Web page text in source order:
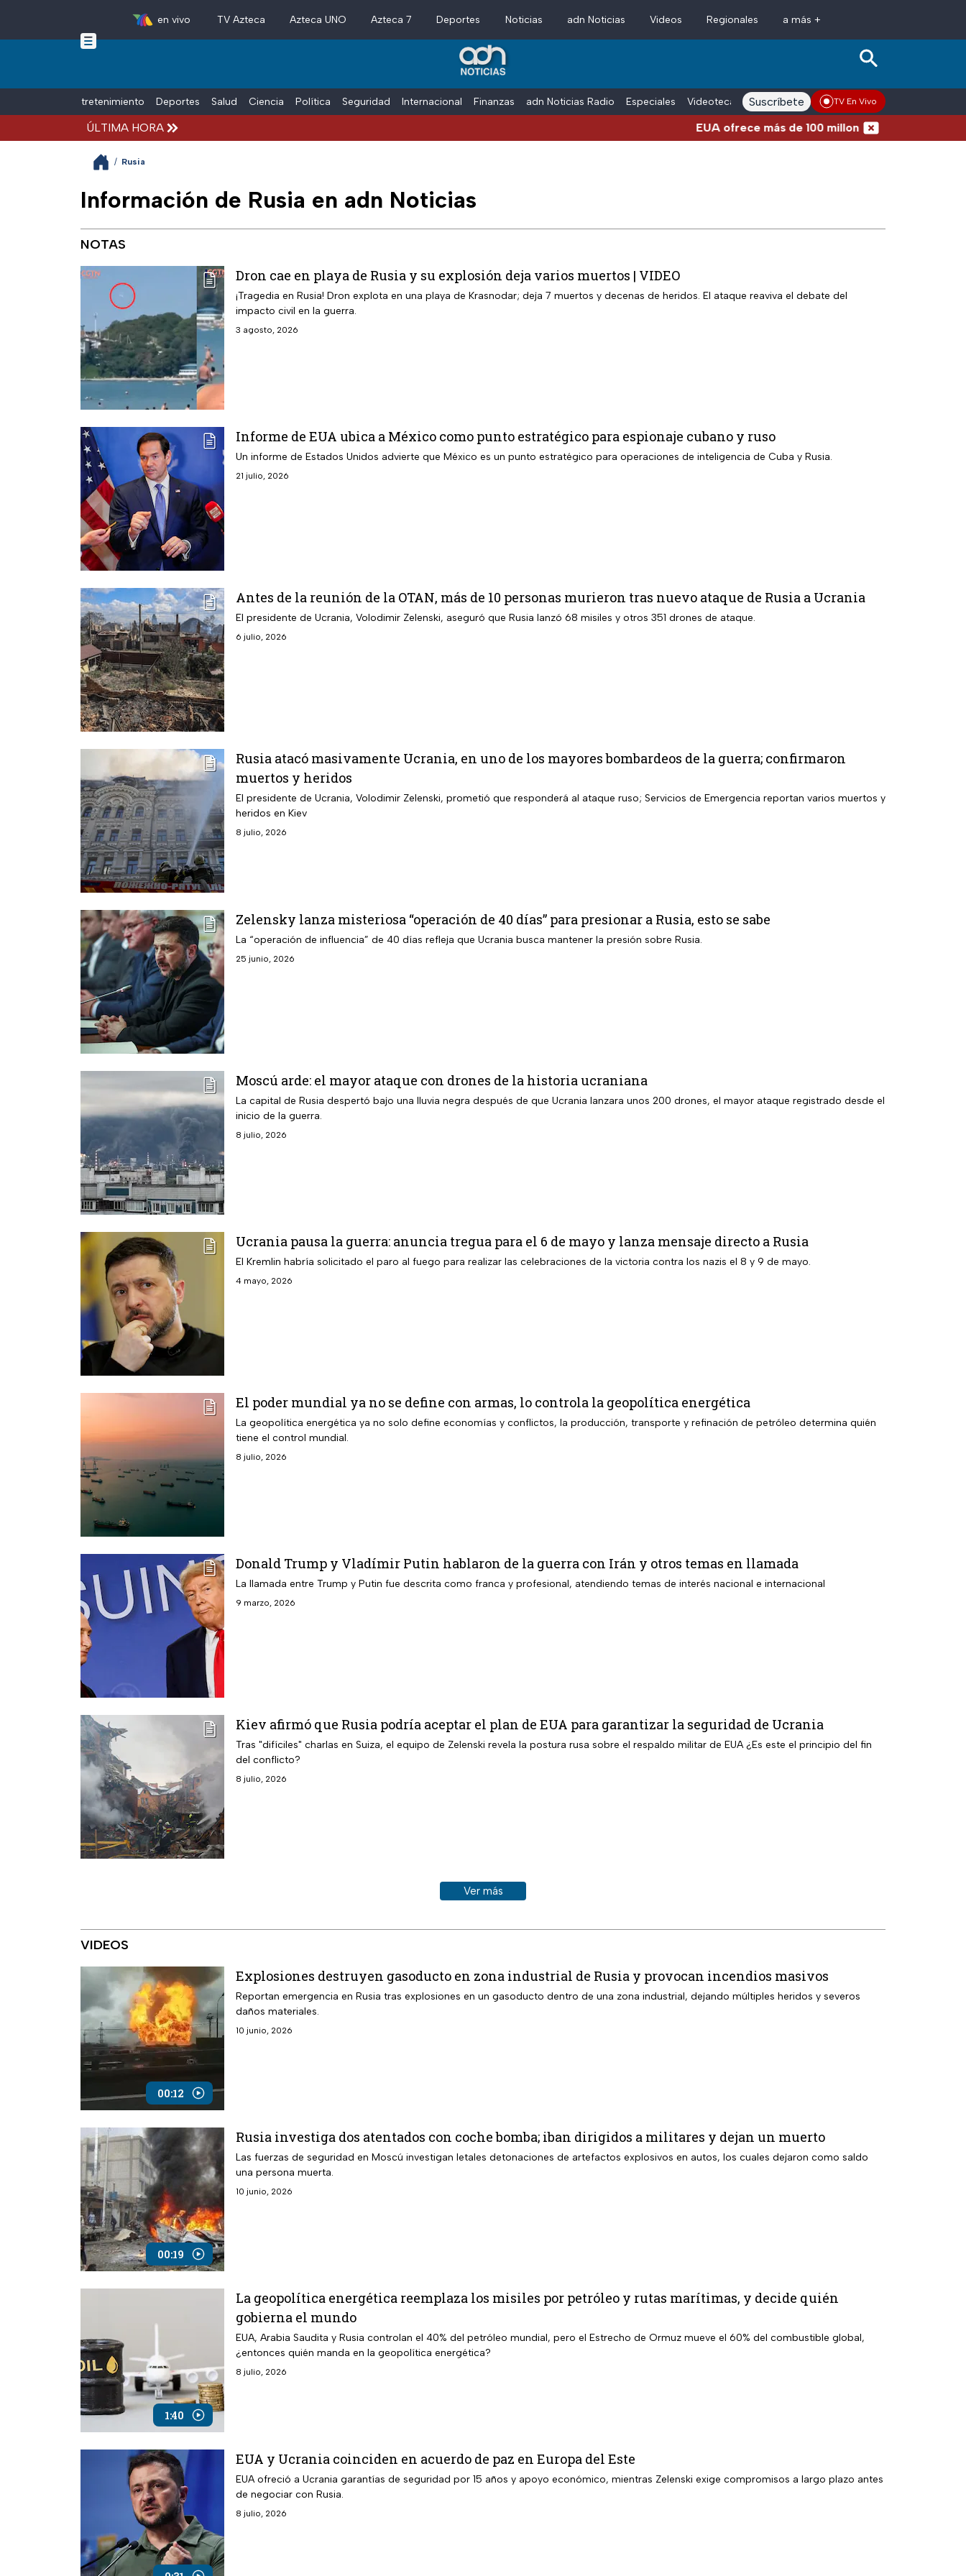
Skip to main content
en vivo TV Azteca Azteca UNO Azteca 7 Deportes Noticias adn Noticias Videos Regionales a más +
Entretenimiento Deportes Salud Ciencia Política Seguridad Internacional Finanzas adn Noticias Radio Especiales Videoteca Conductores Voces adn Noticias
Suscríbete TV En Vivo
ÚLTIMA HORA EUA ofrece más de 100 millones de dólares por líderes del
/ Rusia
Información de Rusia en adn Noticias
NOTAS
Dron cae en playa de Rusia y su explosión deja varios muertos | VIDEO
¡Tragedia en Rusia! Dron explota en una playa de Krasnodar; deja 7 muertos y decenas de heridos. El ataque reaviva el debate del
impacto civil en la guerra.
3 agosto, 2026
Informe de EUA ubica a México como punto estratégico para espionaje cubano y ruso
Un informe de Estados Unidos advierte que México es un punto estratégico para operaciones de inteligencia de Cuba y Rusia.
21 julio, 2026
Antes de la reunión de la OTAN, más de 10 personas murieron tras nuevo ataque de Rusia a Ucrania
El presidente de Ucrania, Volodimir Zelenski, aseguró que Rusia lanzó 68 misiles y otros 351 drones de ataque.
6 julio, 2026
Rusia atacó masivamente Ucrania, en uno de los mayores bombardeos de la guerra; confirmaron
muertos y heridos
El presidente de Ucrania, Volodimir Zelenski, prometió que responderá al ataque ruso; Servicios de Emergencia reportan varios muertos y
heridos en Kiev
8 julio, 2026
Zelensky lanza misteriosa “operación de 40 días” para presionar a Rusia, esto se sabe
La “operación de influencia” de 40 días refleja que Ucrania busca mantener la presión sobre Rusia.
25 junio, 2026
Moscú arde: el mayor ataque con drones de la historia ucraniana
La capital de Rusia despertó bajo una lluvia negra después de que Ucrania lanzara unos 200 drones, el mayor ataque registrado desde el
inicio de la guerra.
8 julio, 2026
Ucrania pausa la guerra: anuncia tregua para el 6 de mayo y lanza mensaje directo a Rusia
El Kremlin habría solicitado el paro al fuego para realizar las celebraciones de la victoria contra los nazis el 8 y 9 de mayo.
4 mayo, 2026
El poder mundial ya no se define con armas, lo controla la geopolítica energética
La geopolítica energética ya no solo define economías y conflictos, la producción, transporte y refinación de petróleo determina quién
tiene el control mundial.
8 julio, 2026
Donald Trump y Vladímir Putin hablaron de la guerra con Irán y otros temas en llamada
La llamada entre Trump y Putin fue descrita como franca y profesional, atendiendo temas de interés nacional e internacional
9 marzo, 2026
Kiev afirmó que Rusia podría aceptar el plan de EUA para garantizar la seguridad de Ucrania
Tras "difíciles" charlas en Suiza, el equipo de Zelenski revela la postura rusa sobre el respaldo militar de EUA ¿Es este el principio del fin
del conflicto?
8 julio, 2026
Ver más historias sobre este tema
Ver más
VIDEOS
00:12
Explosiones destruyen gasoducto en zona industrial de Rusia y provocan incendios masivos
Reportan emergencia en Rusia tras explosiones en un gasoducto dentro de una zona industrial, dejando múltiples heridos y severos
daños materiales.
10 junio, 2026
00:19
Rusia investiga dos atentados con coche bomba; iban dirigidos a militares y dejan un muerto
Las fuerzas de seguridad en Moscú investigan letales detonaciones de artefactos explosivos en autos, los cuales dejaron como saldo
una persona muerta.
10 junio, 2026
1:40
La geopolítica energética reemplaza los misiles por petróleo y rutas marítimas, y decide quién
gobierna el mundo
EUA, Arabia Saudita y Rusia controlan el 40% del petróleo mundial, pero el Estrecho de Ormuz mueve el 60% del combustible global,
¿entonces quién manda en la geopolítica energética?
8 julio, 2026
EUA y Ucrania coinciden en acuerdo de paz en Europa del Este
EUA ofreció a Ucrania garantías de seguridad por 15 años y apoyo económico, mientras Zelenski exige compromisos a largo plazo antes
de negociar con Rusia.
8 julio, 2026